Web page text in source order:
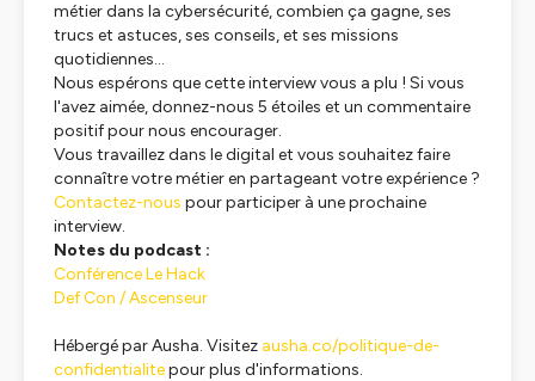
métier dans la cybersécurité, combien ça gagne, ses
trucs et astuces, ses conseils, et ses missions
quotidiennes…
Nous espérons que cette interview vous a plu ! Si vous
l'avez aimée, donnez-nous 5 étoiles et un commentaire
positif pour nous encourager.
Vous travaillez dans le digital et vous souhaitez faire
connaître votre métier en partageant votre expérience ?
Contactez-nous pour participer à une prochaine
interview.
Notes du podcast :
Conférence Le Hack
Def Con / Ascenseur
Hébergé par Ausha. Visitez ausha.co/politique-de-
confidentialitepour plus d'informations.